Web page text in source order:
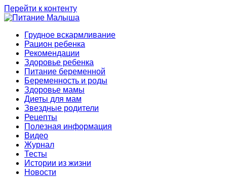
Перейти к контенту
Грудное вскармливание
Рацион ребенка
Рекомендации
Здоровье ребенка
Питание беременной
Беременность и роды
Здоровье мамы
Диеты для мам
Звездные родители
Рецепты
Полезная информация
Видео
Журнал
Тесты
Истории из жизни
Новости